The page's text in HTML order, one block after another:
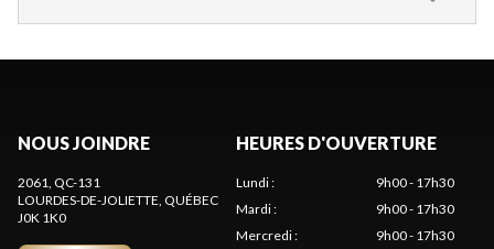
NOUS JOINDRE
2061, QC-131
LOURDES-DE-JOLIETTE, QUÉBEC
J0K 1K0
HEURES D'OUVERTURE
Lundi:
9h00 - 17h30
Mardi:
9h00 - 17h30
Mercredi:
9h00 - 17h30